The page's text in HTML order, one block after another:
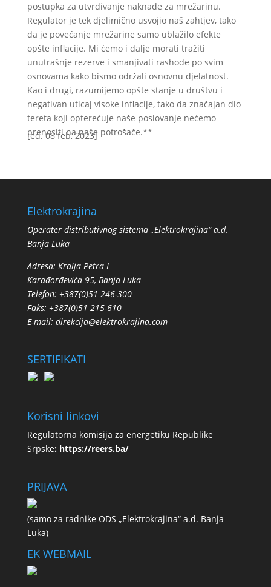
[ed. 08 feb, 2023]
postupka za utvrđivanje naknade za mrežarinu.
Regulator je tek djelimično usvojio naš zahtjev, tako
da je povećanje mrežarine samo ublažilo efekte
opšte inflacije. Mi ćemo i dalje morati tražiti
unutrašnje rezerve i smanjivati rashode po svim
osnovama kako bismo održali osnovnu djelatnost.
Kao i drugi, razumijemo opšte stanje u društvu i
negativan uticaj visoke inflacije, tako da značajan dio
tereta koji opterećuje naše poslovanje nećemo
prenositi na naše potrošače.**
Elektrokrajina
Operater distributivnog sistema „Elektrokrajina“ a.d.
Banja Luka
Adresa: Кralja Petra I
Кarađorđevića 95, Banja Luka
Telefon: +387(0)51 246-300
Faks: +387(0)51 215-610
E-mail: direkcija@elektrokrajina.com
SERTIFIKATI
Korisni linkovi
Regulatorna komisija za energetiku Republike
Srpske: https://reers.ba/
PRIJAVA
(samo za radnike ODS „Elektrokrajina“ a.d. Banja
Luka)
EK WEBMAIL